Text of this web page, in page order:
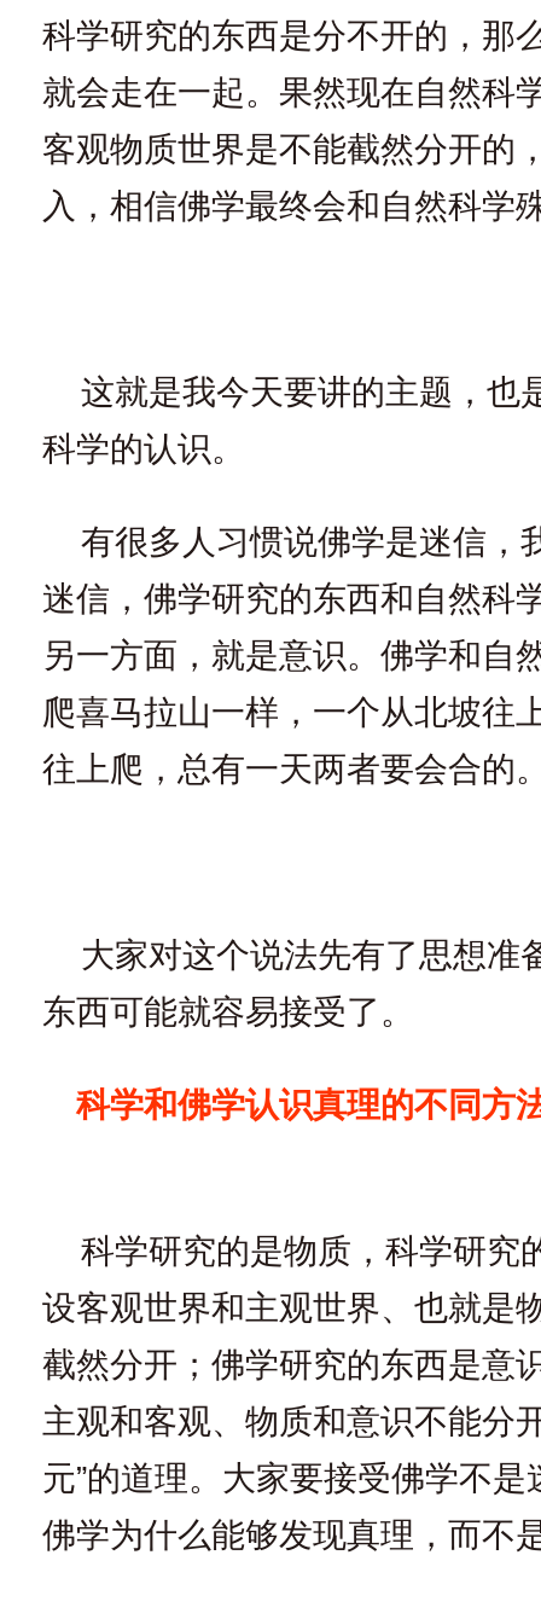
科学研究的东西是分不开的，那
就会走在一起。果然现在自然科
客观物质世界是不能截然分开的
入，相信佛学最终会和自然科学
这就是我今天要讲的主题，也
科学的认识。
有很多人习惯说佛学是迷信，
迷信，佛学研究的东西和自然科
另一方面，就是意识。佛学和自
爬喜马拉山一样，一个从北坡往
往上爬，总有一天两者要会合的
大家对这个说法先有了思想准
东西可能就容易接受了。
科学和佛学认识真理的不同方
科学研究的是物质，科学研究
设客观世界和主观世界、也就是
截然分开；佛学研究的东西是意
主观和客观、物质和意识不能分
元”的道理。大家要接受佛学不
佛学为什么能够发现真理，而不